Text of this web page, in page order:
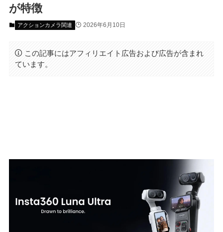
が特徴
アクションカメラ関連 2026年6月10日
この記事にはアフィリエイト広告および広告が含まれ
ています。